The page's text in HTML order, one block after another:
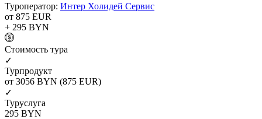
Туроператор: Интер Холидей Сервис
от 875 EUR
+ 295 BYN
Cтоимость тура
✓
Турпродукт
от 3056 BYN (875 EUR)
✓
Туруслуга
295 BYN